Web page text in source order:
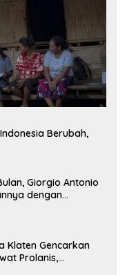
Berubah,
Giorgio Antonio
dengan
Klaten Gencarkan
Prolanis,